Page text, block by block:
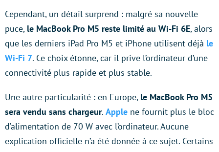
Cependant, un détail surprend : malgré sa nouvelle
puce, le MacBook Pro M5 reste limité au Wi-Fi 6E, alors
que les derniers iPad Pro M5 et iPhone utilisent déjà le
Wi-Fi 7. Ce choix étonne, car il prive l’ordinateur d’une
connectivité plus rapide et plus stable.
Une autre particularité : en Europe, le MacBook Pro M5
sera vendu sans chargeur. Apple ne fournit plus le bloc
d’alimentation de 70 W avec l’ordinateur. Aucune
explication officielle n’a été donnée à ce sujet. Certains